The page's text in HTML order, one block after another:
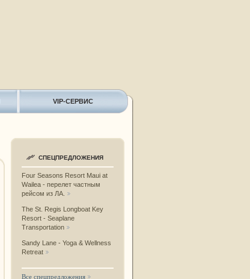
VIP-СЕРВИС
СПЕЦПРЕДЛОЖЕНИЯ
Four Seasons Resort Maui at
Wailea - перелет частным
рейсом из ЛА.
The St. Regis Longboat Key
Resort - Seaplane
Transportation
Sandy Lane - Yoga & Wellness
Retreat
Все спецпредложения